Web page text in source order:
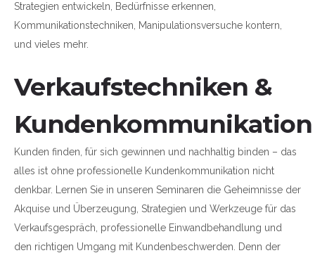
Strategien entwickeln, Bedürfnisse erkennen,
Kommunikationstechniken, Manipulationsversuche kontern,
und vieles mehr.
Verkaufstechniken &
Kundenkommunikation
Kunden finden, für sich gewinnen und nachhaltig binden – das
alles ist ohne professionelle Kundenkommunikation nicht
denkbar. Lernen Sie in unseren Seminaren die Geheimnisse der
Akquise und Überzeugung, Strategien und Werkzeuge für das
Verkaufsgespräch, professionelle Einwandbehandlung und
den richtigen Umgang mit Kundenbeschwerden. Denn der